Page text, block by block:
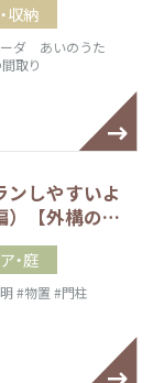
収納
ダ あいのうた
取り
ンしやすいよ
）【外構の…
・庭
#物置 #門柱